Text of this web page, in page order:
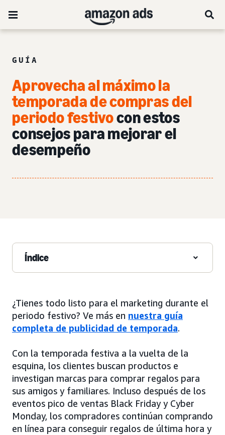
GUÍA
Aprovecha al máximo la
temporada de compras del
periodo festivocon estos
consejos para mejorar el
desempeño
Índice
¿Tienes todo listo para el marketing durante el
periodo festivo? Ve más en nuestra guía
completa de publicidad de temporada.
Con la temporada festiva a la vuelta de la
esquina, los clientes buscan productos e
investigan marcas para comprar regalos para
sus amigos y familiares. Incluso después de los
eventos pico de ventas Black Friday y Cyber
Monday, los compradores continúan comprando
en línea para conseguir regalos de última hora y